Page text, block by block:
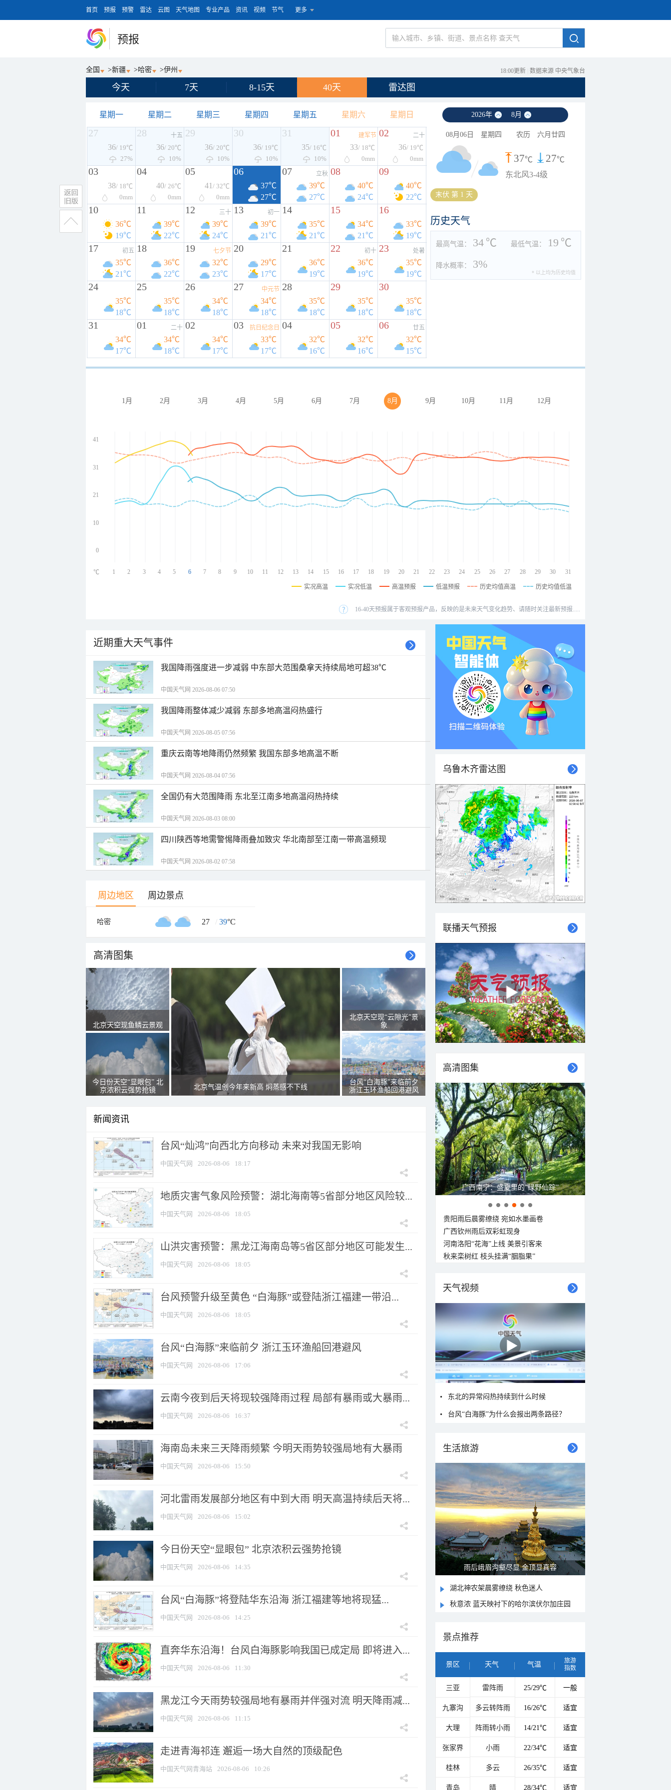
首页 预报 预警 雷达 云图 天气地图 专业产品 资讯 视频 节气 更多
预报
全国 >新疆 >哈密 >伊州 18:00更新 数据来源 中央气象台
今天 7天 8-15天 40天 雷达图
星期一 星期二 星期三 星期四 星期五 星期六 星期日
27
36/ 19℃
27%
28 十五
36/ 20℃
10%
29
36/ 20℃
10%
30
36/ 19℃
10%
31
35/ 16℃
10%
01 建军节
33/ 18℃
0mm
02 二十
36/ 19℃
0mm
03
38/ 18℃
0mm
04
40/ 26℃
0mm
05
41 / 32℃
0mm
06
37℃
27℃
07 立秋
39℃
27℃
08
40℃
24℃
09
40℃
22℃
10
36℃
19℃
11
39℃
22℃
12 三十
39℃
24℃
13 初一
39℃
21℃
14
35℃
21℃
15
34℃
21℃
16
33℃
19℃
17 初五
35℃
21℃
18
36℃
22℃
19 七夕节
32℃
23℃
20
29℃
17℃
21
36℃
19℃
22 初十
36℃
19℃
23 处暑
35℃
19℃
24
35℃
18℃
25
35℃
18℃
26
34℃
18℃
27 中元节
34℃
18℃
28
35℃
18℃
29
35℃
18℃
30
35℃
18℃
31
34℃
17℃
01 二十
34℃
18℃
02
34℃
17℃
03 抗日纪念日
33℃
17℃
04
32℃
16℃
05
32℃
16℃
06 廿五
32℃
15℃
2026年 8月
08月06日 星期四 农历 六月廿四
37℃ 27℃
东北风3-4级
末伏 第 1 天
历史天气
最高气温： 34 ℃ 最低气温： 19 ℃
降水概率： 3%
* 以上均为历史均值
1月 2月 3月 4月 5月 6月 7月 8月 9月 10月 11月 12月
41
31
21
10
0
1 2 3 4 5 6 7 8 9 10 11 12 13 14 15 16 17 18 19 20 21 22 23 24 25 26 27 28 29 30 31
℃
实况高温 实况低温 高温预报 低温预报 历史均值高温 历史均值低温
16-40天预报属于客观预报产品，反映的是未来天气变化趋势、请随时关注最新预报.....
近期重大天气事件
我国降雨强度进一步减弱 中东部大范围桑拿天持续局地可超38℃
中国天气网 2026-08-06 07:50
我国降雨整体减少减弱 东部多地高温闷热盛行
中国天气网 2026-08-05 07:56
重庆云南等地降雨仍然频繁 我国东部多地高温不断
中国天气网 2026-08-04 07:56
全国仍有大范围降雨 东北至江南多地高温闷热持续
中国天气网 2026-08-03 08:00
四川陕西等地需警惕降雨叠加致灾 华北南部至江南一带高温频现
中国天气网 2026-08-02 07:58
周边地区 周边景点
哈密 27 / 39°C
高清图集
北京天空现鱼鳞云景观
今日份天空“显眼包” 北
京浓积云强势抢镜
北京气温创今年来新高 焖蒸感不下线
北京天空现“云隙光”景
象
台风“白海豚”来临前夕
浙江玉环渔船回港避风
新闻资讯
台风“灿鸿”向西北方向移动 未来对我国无影响
中国天气网 2026-08-06 18:17
地质灾害气象风险预警：湖北海南等5省部分地区风险较...
中国天气网 2026-08-06 18:05
山洪灾害预警：黑龙江海南岛等5省区部分地区可能发生...
中国天气网 2026-08-06 18:05
台风预警升级至黄色 “白海豚”或登陆浙江福建一带沿...
中国天气网 2026-08-06 18:05
台风“白海豚”来临前夕 浙江玉环渔船回港避风
中国天气网 2026-08-06 17:06
云南今夜到后天将现较强降雨过程 局部有暴雨或大暴雨...
中国天气网 2026-08-06 16:37
海南岛未来三天降雨频繁 今明天雨势较强局地有大暴雨
中国天气网 2026-08-06 15:50
河北雷雨发展部分地区有中到大雨 明天高温持续后天将...
中国天气网 2026-08-06 15:02
今日份天空“显眼包” 北京浓积云强势抢镜
中国天气网 2026-08-06 14:35
台风“白海豚”将登陆华东沿海 浙江福建等地将现猛...
中国天气网 2026-08-06 14:25
直奔华东沿海！台风白海豚影响我国已成定局 即将进入...
中国天气网 2026-08-06 11:30
黑龙江今天雨势较强局地有暴雨并伴强对流 明天降雨减...
中国天气网 2026-08-06 11:15
走进青海祁连 邂逅一场大自然的顶级配色
中国天气网青海站 2026-08-06 10:26
乌鲁木齐雷达图
联播天气预报
高清图集
广西南宁：盛夏里的“绿野仙踪”
贵阳雨后晨雾缭绕 宛如水墨画卷
广西钦州雨后双彩虹现身
河南洛阳“花海”上线 美景引客来
秋来栾树红 枝头挂满“胭脂果”
天气视频
东北的异常闷热持续到什么时候
台风“白海豚”为什么会报出两条路径？
生活旅游
雨后峨眉沟壑尽显 金顶显真容
湖北神农架晨雾缭绕 秋色迷人
秋意浓 蓝天映衬下的哈尔滨伏尔加庄园
景点推荐
景区 天气 气温
旅游
指数
三亚 雷阵雨 25/29℃ 一般
九寨沟 多云转阵雨 16/26℃ 适宜
大理 阵雨转小雨 14/21℃ 适宜
张家界 小雨 22/34℃ 适宜
桂林 多云 26/35℃ 适宜
青岛 晴 28/34℃ 适宜